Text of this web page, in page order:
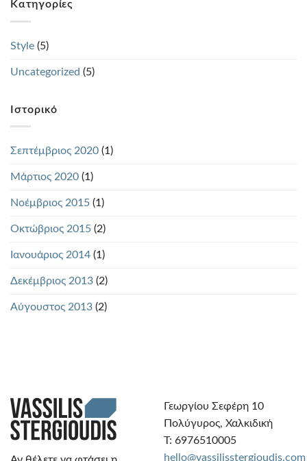
Kατηγορίες
Style (5)
Uncategorized (5)
Ιστορικό
Σεπτέμβριος 2020 (1)
Μάρτιος 2020 (1)
Νοέμβριος 2015 (1)
Οκτώβριος 2015 (2)
Ιανουάριος 2014 (1)
Δεκέμβριος 2013 (2)
Αύγουστος 2013 (2)
Γεωργίου Σεφέρη 10
Πολύγυρος, Χαλκιδική
Τ: 6976510005
hello@vassilisstergioudis.com